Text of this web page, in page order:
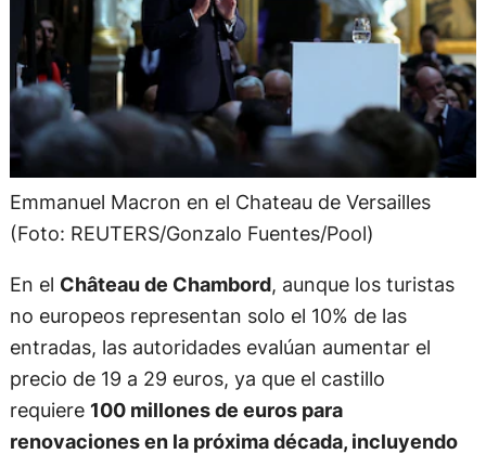
Emmanuel Macron en el Chateau de Versailles
(Foto: REUTERS/Gonzalo Fuentes/Pool)
En el Château de Chambord, aunque los turistas
no europeos representan solo el 10% de las
entradas, las autoridades evalúan aumentar el
precio de 19 a 29 euros, ya que el castillo
requiere 100 millones de euros para
renovaciones en la próxima década, incluyendo